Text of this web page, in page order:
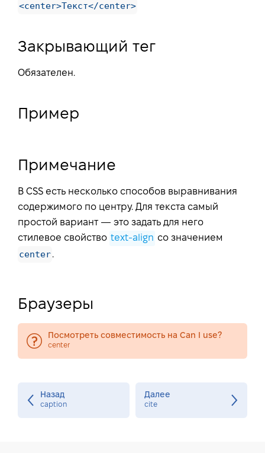
<center>Текст</center>
Закрывающий тег
Обязателен.
Пример
Примечание
В CSS есть несколько способов выравнивания
содержимого по центру. Для текста самый
простой вариант — это задать для него
стилевое свойство text-align со значением
center .
Браузеры
Посмотреть совместимость на Can I use?
center
Назад
caption
Далее
cite